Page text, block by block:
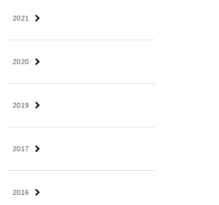
2021
2020
2019
2017
2016